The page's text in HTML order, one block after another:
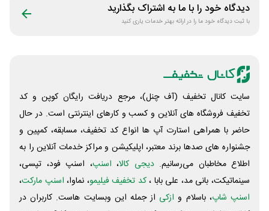
دیدگاه خود را با ما به اشتراک بگذارید
با ثبت دیدگاه خود ما را در ارائه بهتر خدمات یاری کنید
سایت کانال تخفیف (آف چنل)، مرجع دریافت رایگان کوپن و کد
تخفیف فروشگاه های آنلاین و کسب و‌ کارهای اینترنتی است. در حال
حاضر با همراهی استارت آپ ها انواع کد تخفیف، مسابقه، کمپین و
جشنواره های صدها برند معتبر، اپلیکیشن و مراکز خدمات آنلاین را به
اطلاع مخاطبان می‌رسانیم. دیجی کالا، اسنپ، اسنپ فود، تپسی،
سینماتیکت، بانی مد، علی‌ بابا ،کد تخفیف فیلیمو، نماوا، اسنپ مارکت،
اسنپ شاپ، باسلام و ازکی از جمله این وبسایت ‌هاست. کاربران در